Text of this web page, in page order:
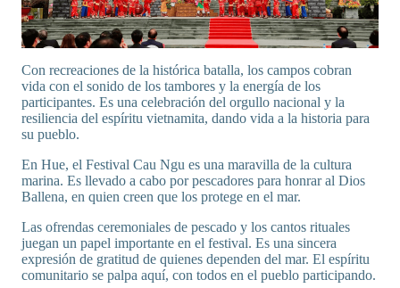
Con recreaciones de la histórica batalla, los campos cobran
vida con el sonido de los tambores y la energía de los
participantes. Es una celebración del orgullo nacional y la
resiliencia del espíritu vietnamita, dando vida a la historia para
su pueblo.
En Hue, el Festival Cau Ngu es una maravilla de la cultura
marina. Es llevado a cabo por pescadores para honrar al Dios
Ballena, en quien creen que los protege en el mar.
Las ofrendas ceremoniales de pescado y los cantos rituales
juegan un papel importante en el festival. Es una sincera
expresión de gratitud de quienes dependen del mar. El espíritu
comunitario se palpa aquí, con todos en el pueblo participando.